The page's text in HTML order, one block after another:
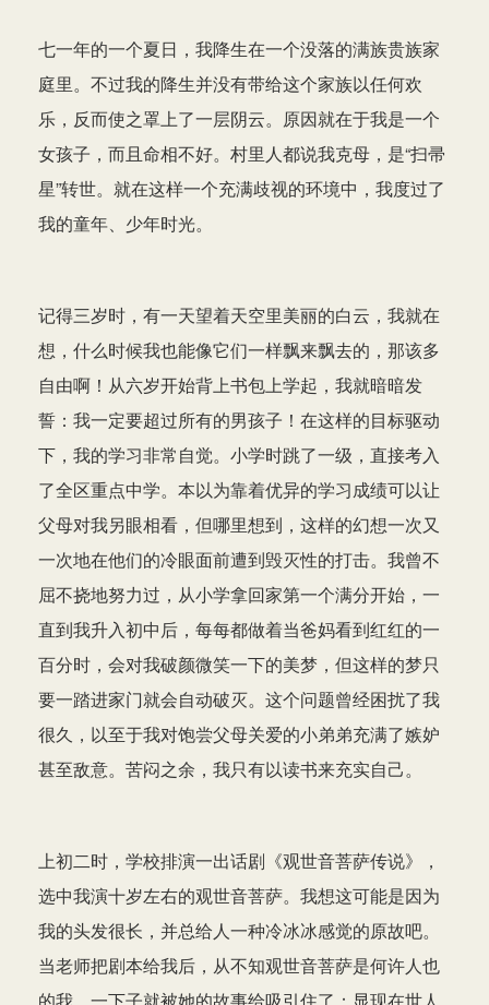
七一年的一个夏日，我降生在一个没落的满族贵族家
庭里。不过我的降生并没有带给这个家族以任何欢
乐，反而使之罩上了一层阴云。原因就在于我是一个
女孩子，而且命相不好。村里人都说我克母，是“扫帚
星”转世。就在这样一个充满歧视的环境中，我度过了
我的童年、少年时光。
记得三岁时，有一天望着天空里美丽的白云，我就在
想，什么时候我也能像它们一样飘来飘去的，那该多
自由啊！从六岁开始背上书包上学起，我就暗暗发
誓：我一定要超过所有的男孩子！在这样的目标驱动
下，我的学习非常自觉。小学时跳了一级，直接考入
了全区重点中学。本以为靠着优异的学习成绩可以让
父母对我另眼相看，但哪里想到，这样的幻想一次又
一次地在他们的冷眼面前遭到毁灭性的打击。我曾不
屈不挠地努力过，从小学拿回家第一个满分开始，一
直到我升入初中后，每每都做着当爸妈看到红红的一
百分时，会对我破颜微笑一下的美梦，但这样的梦只
要一踏进家门就会自动破灭。这个问题曾经困扰了我
很久，以至于我对饱尝父母关爱的小弟弟充满了嫉妒
甚至敌意。苦闷之余，我只有以读书来充实自己。
上初二时，学校排演一出话剧《观世音菩萨传说》，
选中我演十岁左右的观世音菩萨。我想这可能是因为
我的头发很长，并总给人一种冷冰冰感觉的原故吧。
当老师把剧本给我后，从不知观世音菩萨是何许人也